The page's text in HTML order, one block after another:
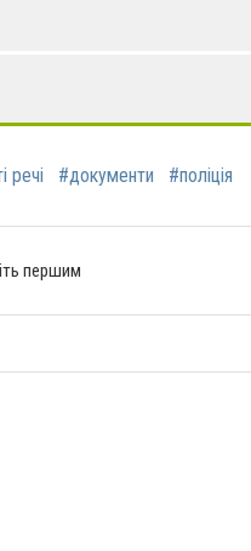
речі #документи #поліція
першим